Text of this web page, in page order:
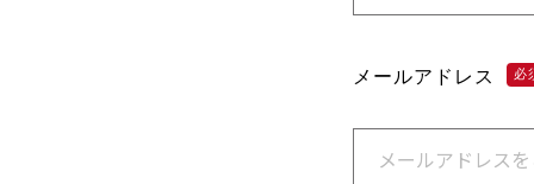
メールアドレス 必